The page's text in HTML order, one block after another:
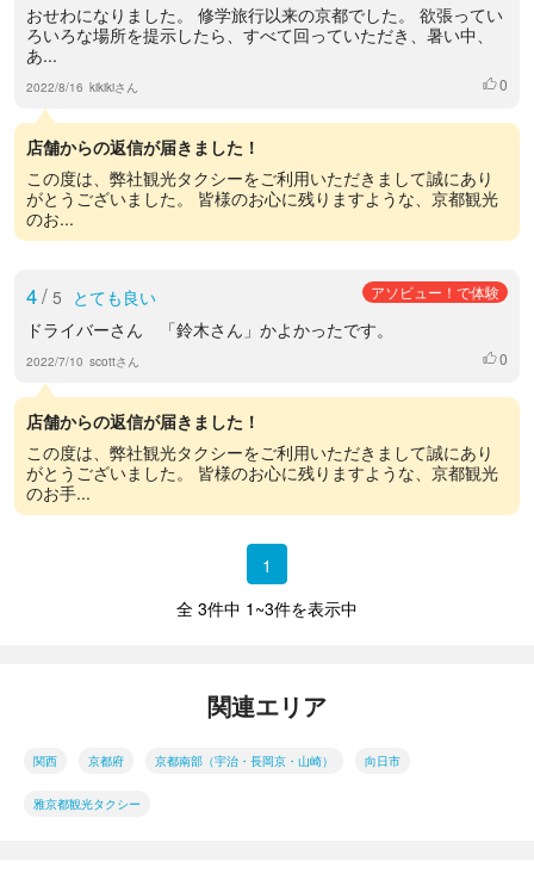
おせわになりました。 修学旅行以来の京都でした。 欲張ってい
ろいろな場所を提示したら、すべて回っていただき、暑い中、
あ...
2022/8/16 kikikiさん いいね
0
店舗からの返信が届きました！
この度は、弊社観光タクシーをご利用いただきまして誠にあり
がとうございました。 皆様のお心に残りますような、京都観光
のお...
4/ 5 とても良い アソビュー！で体験
ドライバーさん 「鈴木さん」かよかったです。
2022/7/10 scottさん いいね
0
店舗からの返信が届きました！
この度は、弊社観光タクシーをご利用いただきまして誠にあり
がとうございました。 皆様のお心に残りますような、京都観光
のお手...
1
全 3件中 1~3件を表示中
関連エリア
関西 京都府 京都南部（宇治・長岡京・山崎） 向日市
雅京都観光タクシー